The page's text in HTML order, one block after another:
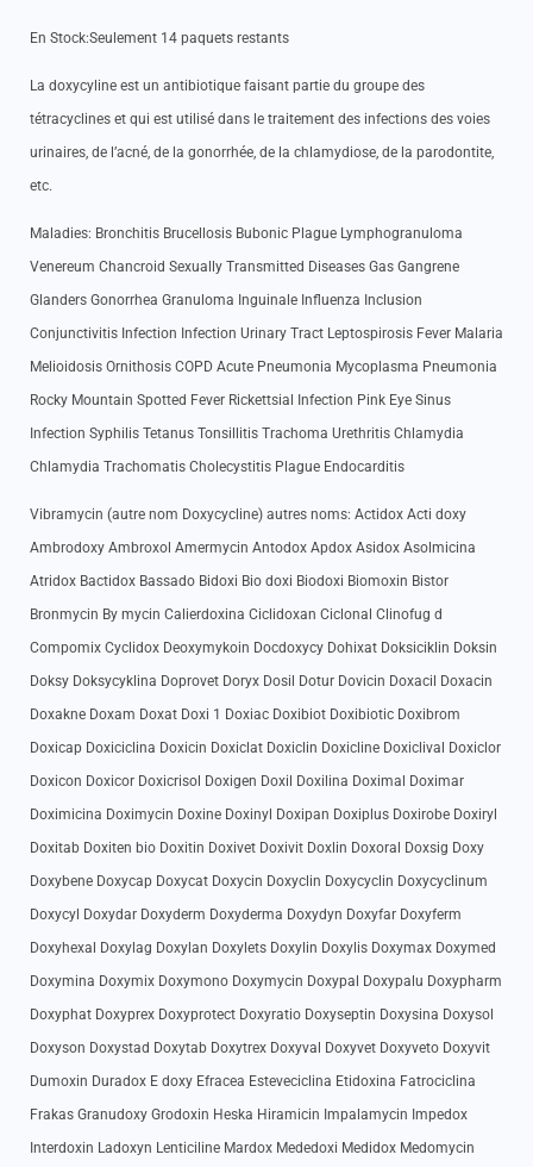
En Stock:Seulement 14 paquets restants
La doxycyline est un antibiotique faisant partie du groupe des
tétracyclines et qui est utilisé dans le traitement des infections des voies
urinaires, de l’acné, de la gonorrhée, de la chlamydiose, de la parodontite,
etc.
Maladies: Bronchitis Brucellosis Bubonic Plague Lymphogranuloma
Venereum Chancroid Sexually Transmitted Diseases Gas Gangrene
Glanders Gonorrhea Granuloma Inguinale Influenza Inclusion
Conjunctivitis Infection Infection Urinary Tract Leptospirosis Fever Malaria
Melioidosis Ornithosis COPD Acute Pneumonia Mycoplasma Pneumonia
Rocky Mountain Spotted Fever Rickettsial Infection Pink Eye Sinus
Infection Syphilis Tetanus Tonsillitis Trachoma Urethritis Chlamydia
Chlamydia Trachomatis Cholecystitis Plague Endocarditis
Vibramycin (autre nom Doxycycline) autres noms: Actidox Acti doxy
Ambrodoxy Ambroxol Amermycin Antodox Apdox Asidox Asolmicina
Atridox Bactidox Bassado Bidoxi Bio doxi Biodoxi Biomoxin Bistor
Bronmycin By mycin Calierdoxina Ciclidoxan Ciclonal Clinofug d
Compomix Cyclidox Deoxymykoin Docdoxycy Dohixat Doksiciklin Doksin
Doksy Doksycyklina Doprovet Doryx Dosil Dotur Dovicin Doxacil Doxacin
Doxakne Doxam Doxat Doxi 1 Doxiac Doxibiot Doxibiotic Doxibrom
Doxicap Doxiciclina Doxicin Doxiclat Doxiclin Doxicline Doxiclival Doxiclor
Doxicon Doxicor Doxicrisol Doxigen Doxil Doxilina Doximal Doximar
Doximicina Doximycin Doxine Doxinyl Doxipan Doxiplus Doxirobe Doxiryl
Doxitab Doxiten bio Doxitin Doxivet Doxivit Doxlin Doxoral Doxsig Doxy
Doxybene Doxycap Doxycat Doxycin Doxyclin Doxycyclin Doxycyclinum
Doxycyl Doxydar Doxyderm Doxyderma Doxydyn Doxyfar Doxyferm
Doxyhexal Doxylag Doxylan Doxylets Doxylin Doxylis Doxymax Doxymed
Doxymina Doxymix Doxymono Doxymycin Doxypal Doxypalu Doxypharm
Doxyphat Doxyprex Doxyprotect Doxyratio Doxyseptin Doxysina Doxysol
Doxyson Doxystad Doxytab Doxytrex Doxyval Doxyvet Doxyveto Doxyvit
Dumoxin Duradox E doxy Efracea Esteveciclina Etidoxina Fatrociclina
Frakas Granudoxy Grodoxin Heska Hiramicin Impalamycin Impedox
Interdoxin Ladoxyn Lenticiline Mardox Mededoxi Medidox Medomycin